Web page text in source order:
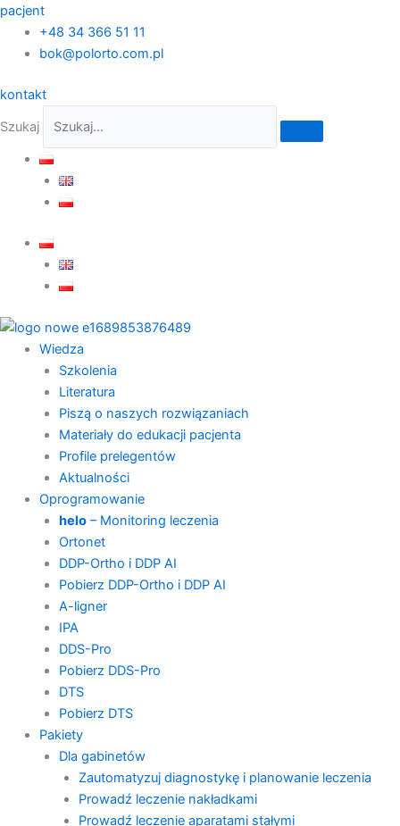
Przejdź
treści
pacjent
+48 34 366 51 11
bok@polorto.com.pl
kontakt
Szukaj
Wiedza
Szkolenia
Literatura
Piszą o naszych rozwiązaniach
Materiały do edukacji pacjenta
Profile prelegentów
Aktualności
Oprogramowanie
helo– Monitoring leczenia
Ortonet
DDP-Ortho i DDP AI
Pobierz DDP-Ortho i DDP AI
A-ligner
IPA
DDS-Pro
Pobierz DDS-Pro
DTS
Pobierz DTS
Pakiety
Dla gabinetów
Zautomatyzuj diagnostykę i planowanie leczenia
Prowadź leczenie nakładkami
Prowadź leczenie aparatami stałymi